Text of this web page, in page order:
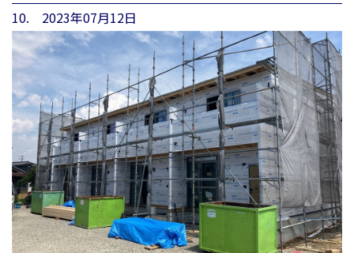
10. 2023年07月12日